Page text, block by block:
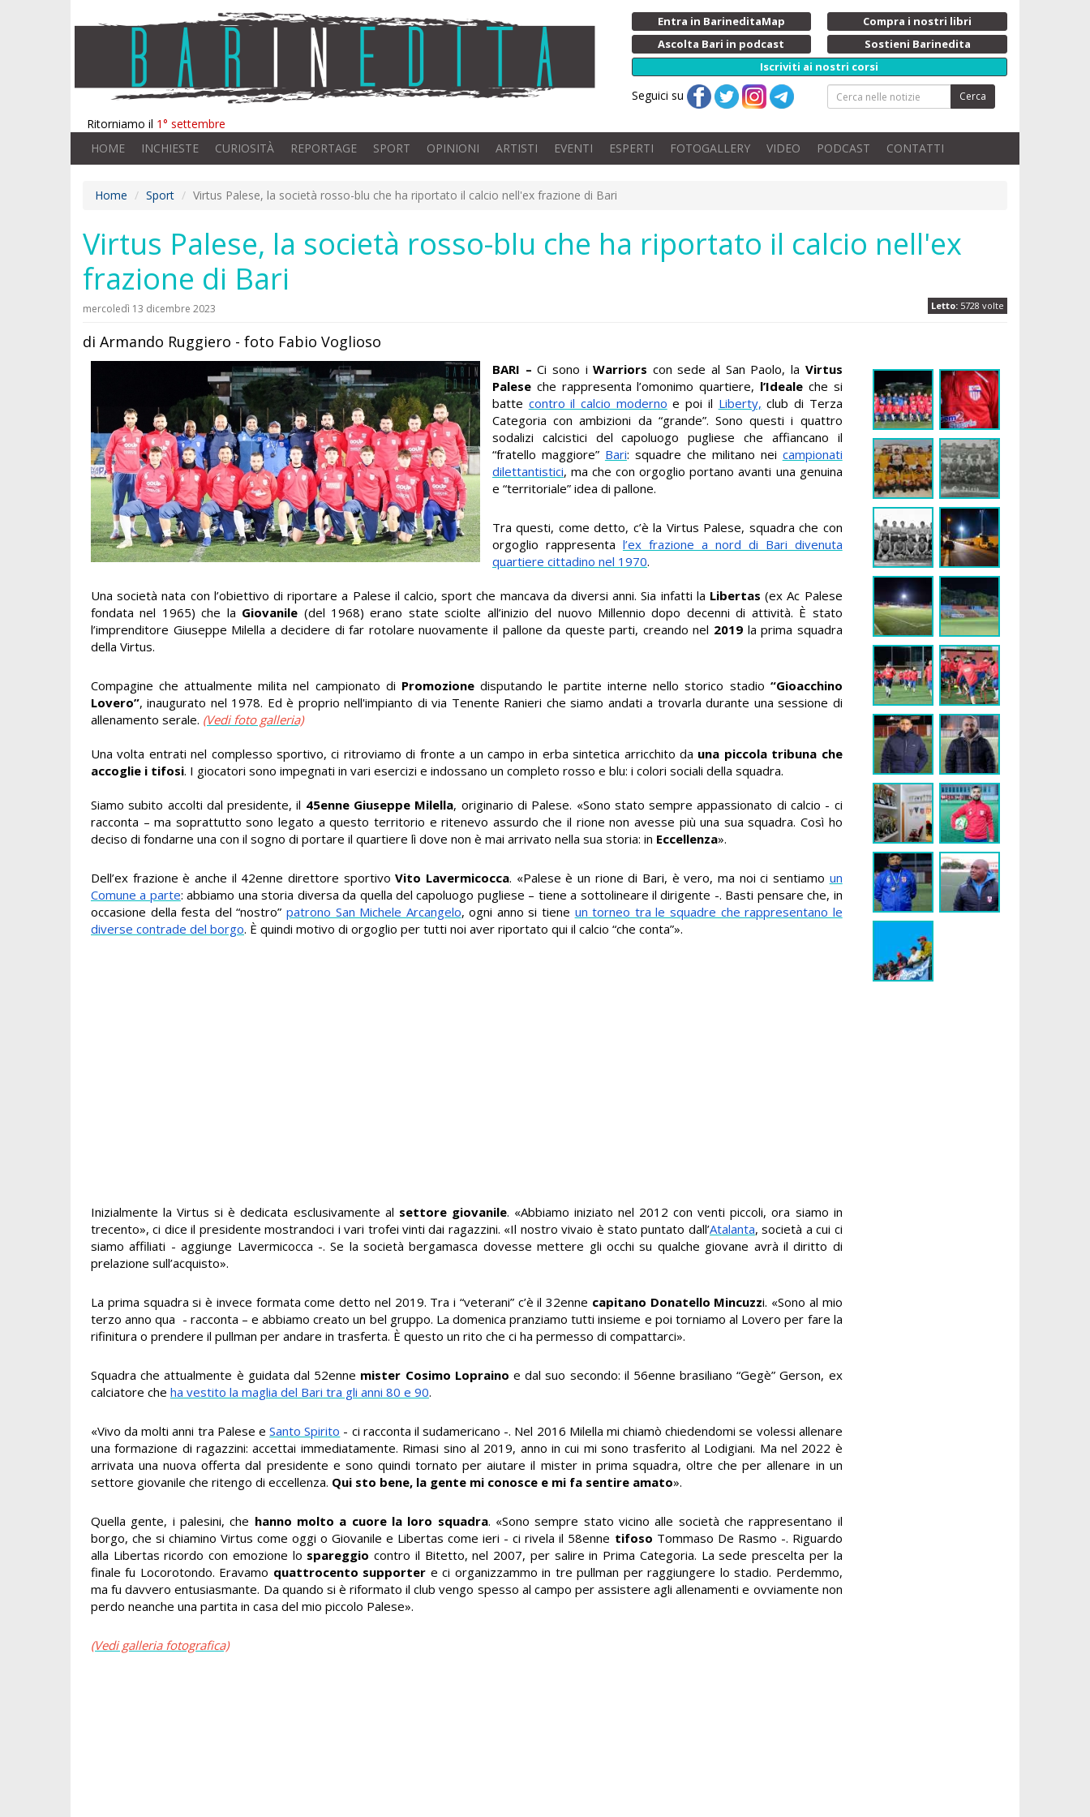
Ritorniamo il 1° settembre
Entra in BarineditaMap
Compra i nostri libri
Ascolta Bari in podcast
Sostieni Barinedita
Iscriviti ai nostri corsi
Seguici su Cerca
HOME INCHIESTE CURIOSITÀ REPORTAGE SPORT OPINIONI ARTISTI EVENTI ESPERTI FOTOGALLERY VIDEO PODCAST CONTATTI
Home Sport Virtus Palese, la società rosso-blu che ha riportato il calcio nell'ex frazione di Bari
Virtus Palese, la società rosso-blu che ha riportato il calcio nell'ex
frazione di Bari
Letto: 5728 volte
mercoledì 13 dicembre 2023
di Armando Ruggiero - foto Fabio Voglioso
BARI –Ci sono iWarriors con sede al San Paolo, la Virtus
Palese che rappresenta l’omonimo quartiere, l’Ideale che si
batte contro il calcio moderno e poi il Liberty, club di Terza
Categoria con ambizioni da “grande”. Sono questi i quattro
sodalizi calcistici del capoluogo pugliese che affiancano il
“fratello maggiore” Bari: squadre che militano nei campionati
dilettantistici, ma che con orgoglio portano avanti una genuina
e “territoriale” idea di pallone.
Tra questi, come detto, c’è la Virtus Palese, squadra che con
orgoglio rappresenta l’ex frazione a nord di Bari divenuta
quartiere cittadino nel 1970.
Una società nata con l’obiettivo di riportare a Palese il calcio, sport che mancava da diversi anni. Sia infatti la Libertas (ex Ac Palese
fondata nel 1965) che la Giovanile (del 1968) erano state sciolte all’inizio del nuovo Millennio dopo decenni di attività. È stato
l’imprenditore Giuseppe Milella a decidere di far rotolare nuovamente il pallone da queste parti, creando nel 2019la prima squadra
della Virtus.
Compagine che attualmente milita nel campionato di Promozione disputando le partite interne nello storico stadio “Gioacchino
Lovero”, inaugurato nel 1978. Ed è proprio nell'impianto di via Tenente Ranieri che siamo andati a trovarla durante una sessione di
allenamento serale. (Vedi foto galleria)
Una volta entrati nel complesso sportivo, ci ritroviamo di fronte a un campo in erba sintetica arricchito da una piccola tribuna che
accoglie i tifosi. I giocatori sono impegnati in vari esercizi e indossano un completo rosso e blu: i colori sociali della squadra.
Siamo subito accolti dal presidente, il 45enne Giuseppe Milella, originario di Palese. «Sono stato sempre appassionato di calcio - ci
racconta – ma soprattutto sono legato a questo territorio e ritenevo assurdo che il rione non avesse più una sua squadra. Così ho
deciso di fondarne una con il sogno di portare il quartiere lì dove non è mai arrivato nella sua storia: in Eccellenza».
Dell’ex frazione è anche il 42enne direttore sportivoVito Lavermicocca. «Palese è un rione di Bari, è vero, ma noi ci sentiamo un
Comune a parte: abbiamo una storia diversa da quella del capoluogo pugliese – tiene a sottolineare il dirigente -. Basti pensare che, in
occasione della festa del “nostro” patrono San Michele Arcangelo, ogni anno si tiene un torneo tra le squadre che rappresentano le
diverse contrade del borgo. È quindi motivo di orgoglio per tutti noi aver riportato qui il calcio “che conta”».
Inizialmente la Virtus si è dedicata esclusivamente al settore giovanile. «Abbiamo iniziato nel 2012 con venti piccoli, ora siamo in
trecento», ci dice il presidente mostrandoci i vari trofei vinti dai ragazzini. «Il nostro vivaio è stato puntato dall’Atalanta, società a cui ci
siamo affiliati - aggiunge Lavermicocca -. Se la società bergamasca dovesse mettere gli occhi su qualche giovane avrà il diritto di
prelazione sull’acquisto».
La prima squadra si è invece formata come detto nel 2019. Tra i “veterani” c’è il 32enne capitano Donatello Mincuzzi. «Sono al mio
terzo anno qua - racconta – e abbiamo creato un bel gruppo. La domenica pranziamo tutti insieme e poi torniamo al Lovero per fare la
rifinitura o prendere il pullman per andare in trasferta. È questo un rito che ci ha permesso di compattarci».
Squadra che attualmente è guidata dal 52enne mister Cosimo Lopraino e dal suo secondo: il 56enne brasiliano “Gegè” Gerson, ex
calciatore che ha vestito la maglia del Bari tra gli anni 80 e 90.
«Vivo da molti anni tra Palese eSanto Spirito - ci racconta il sudamericano -. Nel 2016 Milella mi chiamò chiedendomi se volessi allenare
una formazione di ragazzini: accettai immediatamente. Rimasi sino al 2019, anno in cui mi sono trasferito al Lodigiani. Ma nel 2022 è
arrivata una nuova offerta dal presidente e sono quindi tornato per aiutare il mister in prima squadra, oltre che per allenare in un
settore giovanile che ritengo di eccellenza. Qui sto bene, la gente mi conosce e mi fa sentire amato».
Quella gente, i palesini, che hanno molto a cuore la loro squadra. «Sono sempre stato vicino alle società che rappresentano il
borgo, che si chiamino Virtus come oggi o Giovanile e Libertas come ieri - ci rivela il 58enne tifoso Tommaso De Rasmo -. Riguardo
alla Libertas ricordo con emozione lo spareggio contro il Bitetto, nel 2007, per salire in Prima Categoria. La sede prescelta per la
finale fu Locorotondo. Eravamo quattrocento supporter e ci organizzammo in tre pullman per raggiungere lo stadio. Perdemmo,
ma fu davvero entusiasmante. Da quando si è riformato il club vengo spesso al campo per assistere agli allenamenti e ovviamente non
perdo neanche una partita in casa del mio piccolo Palese».
(Vedi galleria fotografica)